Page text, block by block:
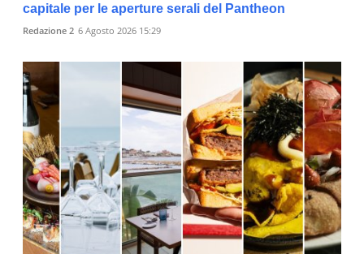
capitale per le aperture serali del Pantheon
Redazione 2 6 Agosto 2026 15:29